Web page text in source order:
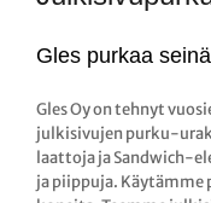
Gles purkaa
Gles Oy on tehnyt
julkisivujen purku-
laattoja ja Sandwich-
ja piippuja.